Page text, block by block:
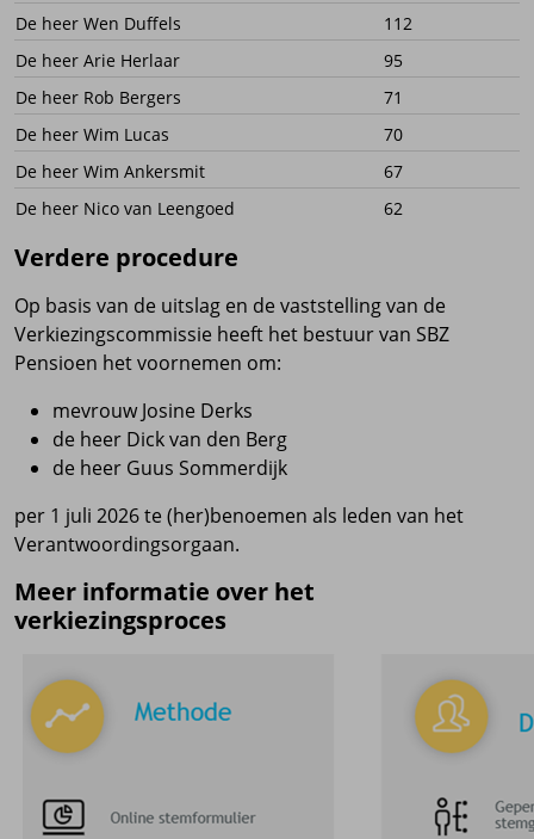
De heer Wen Duffels
112
De heer Arie Herlaar
95
De heer Rob Bergers
71
De heer Wim Lucas
70
De heer Wim Ankersmit
67
De heer Nico van Leengoed
62
Verdere procedure
Op basis van de uitslag en de vaststelling van de
Verkiezingscommissie heeft het bestuur van SBZ
Pensioen het voornemen om:
mevrouw Josine Derks
de heer Dick van den Berg
de heer Guus Sommerdijk
per 1 juli 2026 te (her)benoemen als leden van het
Verantwoordingsorgaan.
Meer informatie over het
verkiezingsproces